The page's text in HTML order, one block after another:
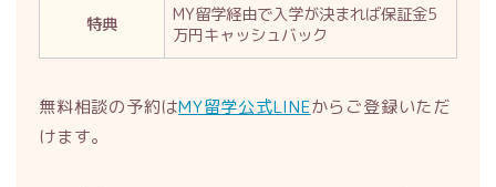
特典
MY留学経由で入学が決まれば保証金5
万円キャッシュバック
無料相談の予約はMY留学公式LINEからご登録いただ
けます。